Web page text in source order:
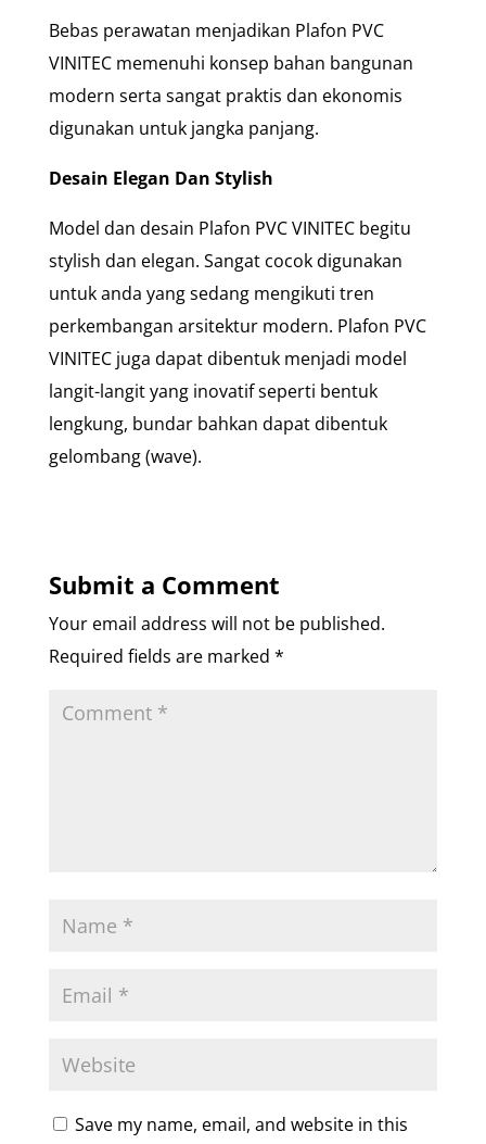
Bebas perawatan menjadikan Plafon PVC
VINITEC memenuhi konsep bahan bangunan
modern serta sangat praktis dan ekonomis
digunakan untuk jangka panjang.
Desain Elegan Dan Stylish
Model dan desain Plafon PVC VINITEC begitu
stylish dan elegan. Sangat cocok digunakan
untuk anda yang sedang mengikuti tren
perkembangan arsitektur modern. Plafon PVC
VINITEC juga dapat dibentuk menjadi model
langit-langit yang inovatif seperti bentuk
lengkung, bundar bahkan dapat dibentuk
gelombang (wave).
Submit a Comment
Your email address will not be published.
Required fields are marked *
Save my name, email, and website in this